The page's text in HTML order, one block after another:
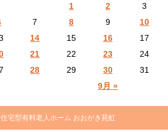
9月 »
1 2
3
7 8 9
10
14 15 16
17
21 22 23
24
28 29 30 31
宅型有料老人ホーム おおがき苑虹